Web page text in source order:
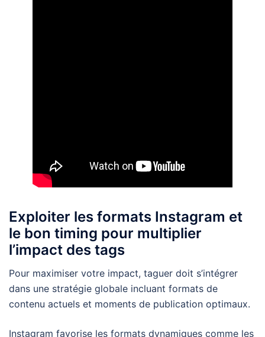
Exploiter les formats Instagram et
le bon timing pour multiplier
l’impact des tags
Pour maximiser votre impact, taguer doit s’intégrer
dans une stratégie globale incluant formats de
contenu actuels et moments de publication optimaux.
Instagram favorise les formats dynamiques comme les